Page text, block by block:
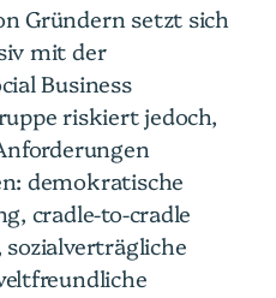
Gründern setzt sich
mit der
Business
riskiert jedoch,
demokratische
cradle-to-cradle
sozialverträgliche